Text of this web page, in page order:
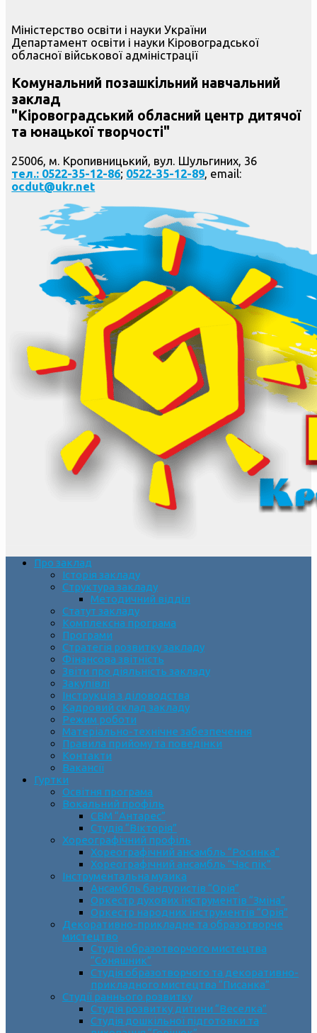
Міністерство освіти і науки України
Департамент освіти і науки Кіровоградської
обласної військової адміністрації
Комунальний позашкільний навчальний
заклад
"Кіровоградський обласний центр дитячої
та юнацької творчості"
25006, м. Кропивницький, вул. Шульгиних, 36
тел.: 0522-35-12-86; 0522-35-12-89, email:
ocdut@ukr.net
Про заклад
Історія закладу
Структура закладу
Методичний відділ
Статут закладу
Комплексна програма
Програми
Стратегія розвитку закладу
Фінансова звітність
Звіти про діяльність закладу
Закупівлі
Інструкція з діловодства
Кадровий склад закладу
Режим роботи
Матеріально-технічне забезпечення
Правила прийому та поведінки
Контакти
Вакансії
Гуртки
Освітня програма
Вокальний профіль
СВМ “Антарес”
Студія “Вікторія”
Хореографічний профіль
Хореографічний ансамбль “Росинка”
Хореографічний ансамбль “Час пік”
Інструментальна музика
Ансамбль бандуристів “Орія”
Оркестр духових інструментів “Зміна”
Оркестр народних інструментів “Орія”
Декоративно-прикладне та образотворче
мистецтво
Cтудія образотворчого мистецтва
“Соняшник”
Студія образотворчого та декоративно-
прикладного мистецтва “Писанка”
Студії раннього розвитку
Студія розвитку дитини “Веселка”
Студія дошкільної підготовки та